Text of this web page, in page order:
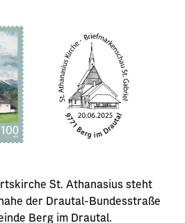
St. Athanasius steht
der Drautal-Bundesstraße
Berg im Drautal.